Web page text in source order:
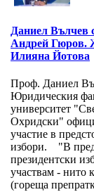
Даниел Вълчев
Андрей Гюров.
Илияна Йотова
Проф. Даниел
Юридическия
университет
Охридски"
участие в
избори. "В
президентски
участвам - нито
(гореща